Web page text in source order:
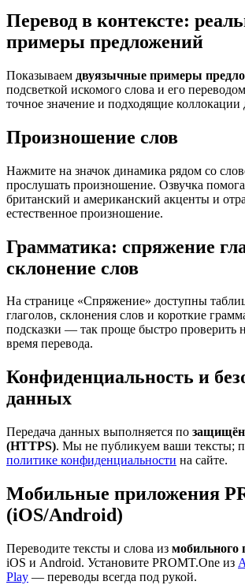
Перевод в контексте:
примеры предложений
Показываем двуязычные примеры
подсветкой искомого слова и его
точное значение и подходящие коллокации
Произношение слов
Нажмите на значок динамика рядом со
прослушать произношение. Озвучка
британский и американский акценты и
естественное произношение.
Грамматика: спряжение
склонение слов
На странице «Спряжение» доступны
глаголов, склонения слов и короткие
подсказки — так проще быстро
время перевода.
Конфиденциальность и
данных
Передача данных выполняется по
(HTTPS). Мы не публикуем ваши тексты;
политике конфиденциальности на сайте.
Мобильные приложения
(iOS/Android)
Переводите тексты и слова из мобильного
iOS и Android. Установите PROMT.One из
Play — переводы всегда под рукой.